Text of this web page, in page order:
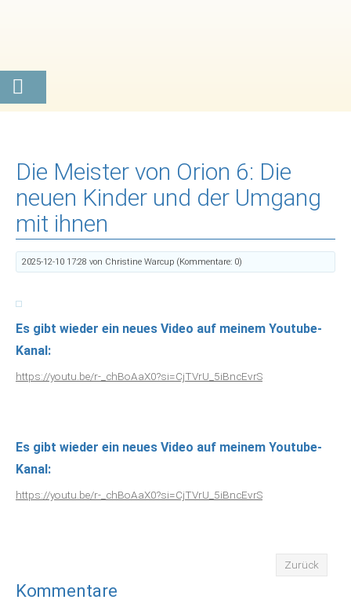
Die Meister von Orion 6: Die
neuen Kinder und der Umgang
mit ihnen
2025-12-10 17:28 von Christine Warcup (Kommentare: 0)
Es gibt wieder ein neues Video auf meinem Youtube-
Kanal:
https://youtu.be/r-_chBoAaX0?si=CjTVrU_5iBncEvrS
Es gibt wieder ein neues Video auf meinem Youtube-
Kanal:
https://youtu.be/r-_chBoAaX0?si=CjTVrU_5iBncEvrS
Zurück
Kommentare